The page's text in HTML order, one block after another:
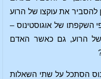
להסביר את עוקצו של הרוע
השקפתו של אוגוסטינוס –
של הרוע, גם כאשר האדם
הסתכל על שתי השאלות